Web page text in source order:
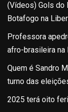
(Vídeos) Gols do
Botafogo na
Professora
afro-brasileira na
Quem é Sandro
turno das
2025 terá oito